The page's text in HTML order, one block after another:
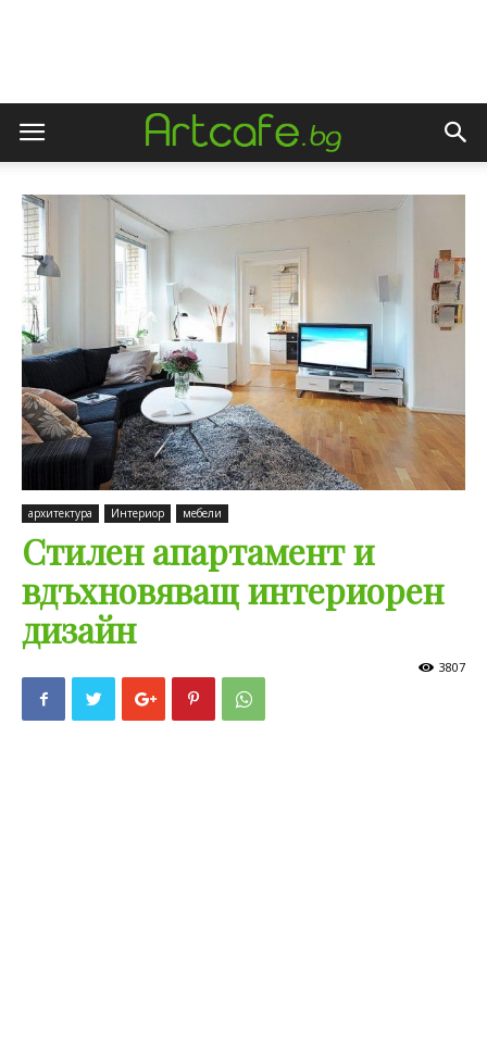
архитектура Интериор мебели
Стилен апартамент и
вдъхновяващ интериорен
дизайн
3807